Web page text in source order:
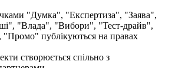
"Думка", "Експертиза", "Заява",
"Влада", "Вибори", "Тест-драйв",
публікуються на правах
створюється спільно з